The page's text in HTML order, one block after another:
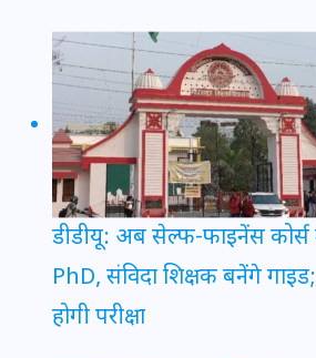
डीडीयू: अब सेल्फ-फाइनेंस कोर्स
PhD, संविदा शिक्षक बनेंगे
होगी परीक्षा